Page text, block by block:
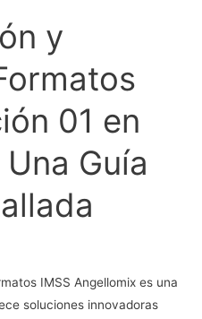
y
01 en
Guía
IMSS Angellomix es una
soluciones innovadoras